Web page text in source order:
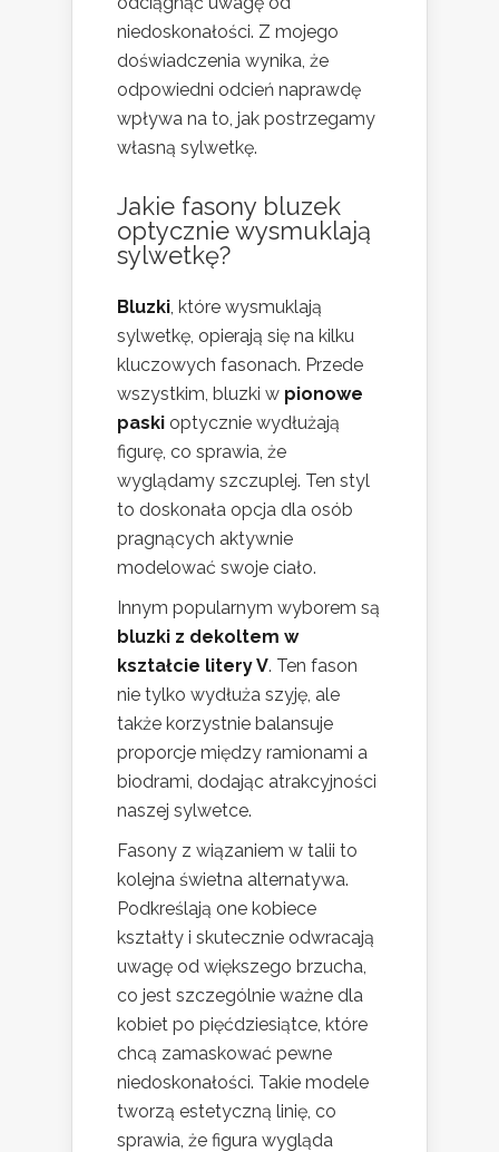
niedoskonałości. Z mojego
doświadczenia wynika, że
odpowiedni odcień naprawdę
wpływa na to, jak postrzegamy
własną sylwetkę.
Jakie fasony bluzek
optycznie wysmuklają
sylwetkę?
Bluzki, które wysmuklają
sylwetkę, opierają się na kilku
kluczowych fasonach. Przede
wszystkim, bluzki w pionowe
paski optycznie wydłużają
figurę, co sprawia, że
wyglądamy szczuplej. Ten styl
to doskonała opcja dla osób
pragnących aktywnie
modelować swoje ciało.
Innym popularnym wyborem są
bluzki z dekoltem w
kształcie litery V. Ten fason
nie tylko wydłuża szyję, ale
także korzystnie balansuje
proporcje między ramionami a
biodrami, dodając atrakcyjności
naszej sylwetce.
Fasony z wiązaniem w talii to
kolejna świetna alternatywa.
Podkreślają one kobiece
kształty i skutecznie odwracają
uwagę od większego brzucha,
co jest szczególnie ważne dla
kobiet po pięćdziesiątce, które
chcą zamaskować pewne
niedoskonałości. Takie modele
tworzą estetyczną linię, co
sprawia, że figura wygląda